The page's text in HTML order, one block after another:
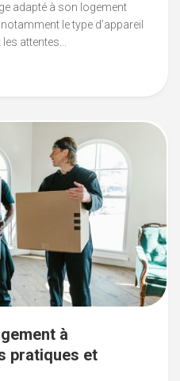
adapté à son logement
le type d’appareil
attentes...
à
pratiques et